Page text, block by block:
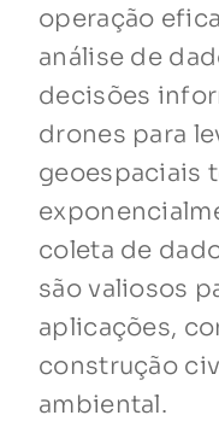
operação
análise de
decisões
drones para
geoespaciais
coleta de
são valiosos
aplicações,
construção
ambiental.